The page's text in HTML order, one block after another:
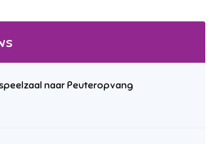
naar Peuteropvang